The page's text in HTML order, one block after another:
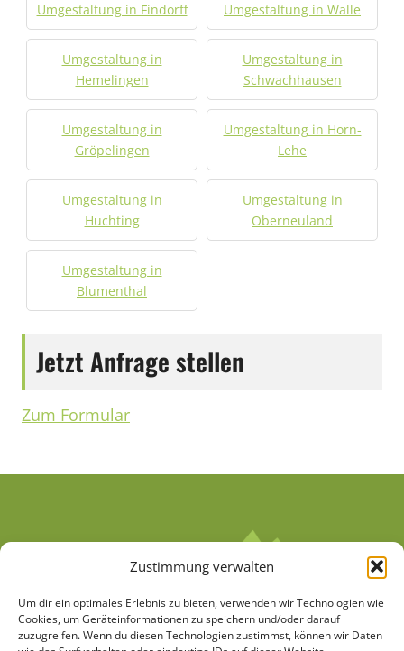
Zustimmung verwalten
Um dir ein optimales Erlebnis zu bieten, verwenden wir Technologien wie
Cookies, um Geräteinformationen zu speichern und/oder darauf
zuzugreifen. Wenn du diesen Technologien zustimmst, können wir Daten
Umgestaltung in Findorff Umgestaltung in Walle
Umgestaltung in
Hemelingen
Umgestaltung in
Schwachhausen
Umgestaltung in
Gröpelingen
Umgestaltung in Horn-
Lehe
Umgestaltung in
Huchting
Umgestaltung in
Oberneuland
Umgestaltung in
Blumenthal
Jetzt Anfrage stellen
Zum Formular